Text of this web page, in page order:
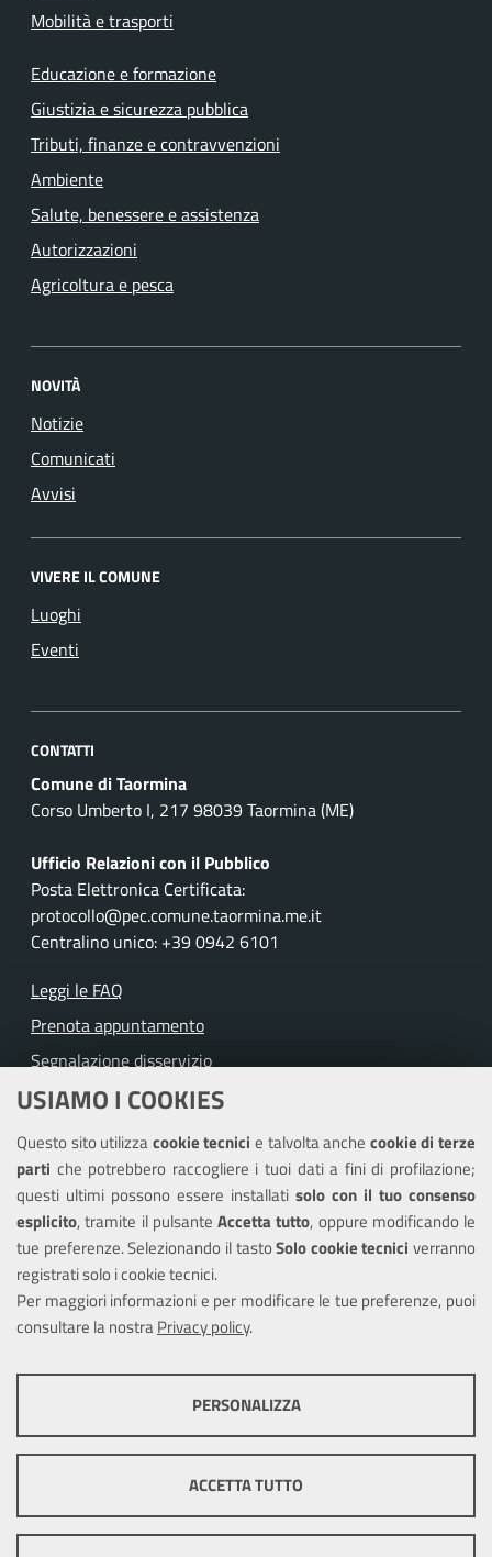
USIAMO I COOKIES
Questo sito utilizzacookie tecnicie talvolta anche cookie di terze
parti che potrebbero raccogliere i tuoi dati a fini di profilazione;
questi ultimi possono essere installati solo con il tuo consenso
esplicito, tramite il pulsante Accetta tutto, oppure modificando le
tue preferenze. Selezionando il tastoSolo cookie tecnici verranno
registrati solo i cookie tecnici.
Per maggiori informazioni e per modificare le tue preferenze, puoi
consultare la nostraPrivacy policy.
ottimale per ogni utente. Essi non raccolgono i tuoi dati e le tue
informazioni di navigazione per scopi di marketing e profilazione, e
pertanto possono essere utilizzati senza bisogno di acquisire il tuo
PERSONALIZZA
ACCETTA TUTTO
Mobilità e trasporti
Educazione e formazione
Giustizia e sicurezza pubblica
Tributi, finanze e contravvenzioni
Ambiente
Salute, benessere e assistenza
Autorizzazioni
Agricoltura e pesca
NOVITÀ
Notizie
Comunicati
Avvisi
VIVERE IL COMUNE
Luoghi
Eventi
CONTATTI
Comune di Taormina
Corso Umberto I, 217 98039 Taormina (ME)
Ufficio Relazioni con il Pubblico
Posta Elettronica Certificata:
protocollo@pec.comune.taormina.me.it
Centralino unico: +39 0942 6101
Leggi le FAQ
Prenota appuntamento
Segnalazione disservizio
Richiesta assistenza
Amministrazione trasparente
Informativa privacy
Note legali
Piano di miglioramento del sito
Dichiarazione di accessibilità
Mappa del sito
Cookie